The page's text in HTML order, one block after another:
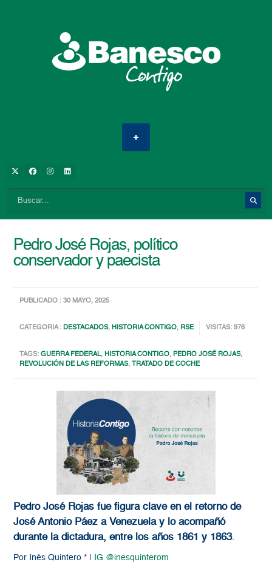
Pedro José Rojas, político
conservador y paecista
PUBLICADO : 30 MAYO, 2025
CATEGORIA :DESTACADOS,HISTORIA CONTIGO, RSE VISITAS: 976
TAGS:GUERRA FEDERAL,HISTORIA CONTIGO, PEDRO JOSÉ ROJAS,
REVOLUCIÓN DE LAS REFORMAS, TRATADO DE COCHE
Pedro José Rojas fue figura clave en el retorno de
José Antonio Páez a Venezuela y lo acompañó
durante la dictadura, entre los años 1861 y 1863.
Por Inés Quintero * IG @inesquinterom